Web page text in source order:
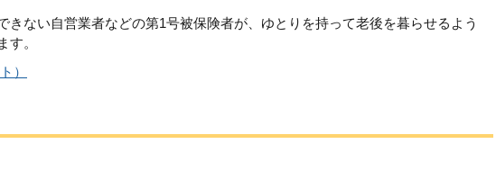
きない自営業者などの第1号被保険者が、ゆとりを持って老後を暮らせるよう
す。
）